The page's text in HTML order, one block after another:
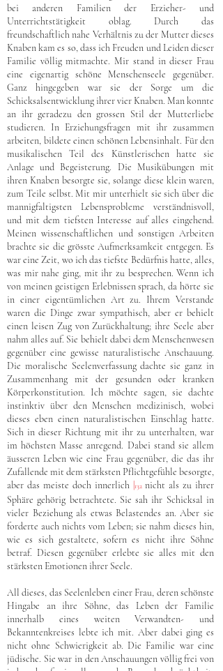
bei anderen Familien der Erzieher- und
Unterrichtstätigkeit oblag. Durch das
freundschaftlich nahe Verhältnis zu der Mutter dieses
Knaben kam es so, dass ich Freuden und Leiden dieser
Familie völlig mitmachte. Mir stand in dieser Frau
eine eigenartig schöne Menschenseele gegenüber.
Ganz hingegeben war sie der Sorge um die
Schicksalsentwicklung ihrer vier Knaben. Man konnte
an ihr geradezu den grossen Stil der Mutterliebe
studieren. In Erziehungsfragen mit ihr zusammen
arbeiten, bildete einen schönen Lebensinhalt. Für den
musikalischen Teil des Künstlerischen hatte sie
Anlage und Begeisterung. Die Musikübungen mit
ihren Knaben besorgte sie, solange diese klein waren,
zum Teile selbst. Mit mir unterhielt sie sich über die
mannigfaltigsten Lebensprobleme verständnisvoll,
und mit dem tiefsten Interesse auf alles eingehend.
Meinen wissenschaftlichen und sonstigen Arbeiten
brachte sie die grösste Aufmerksamkeit entgegen. Es
war eine Zeit, wo ich das tiefste Bedürfnis hatte, alles,
was mir nahe ging, mit ihr zu besprechen. Wenn ich
von meinen geistigen Erlebnissen sprach, da hörte sie
in einer eigentümlichen Art zu. Ihrem Verstande
waren die Dinge zwar sympathisch, aber er behielt
einen leisen Zug von Zurückhaltung; ihre Seele aber
nahm alles auf. Sie behielt dabei dem Menschenwesen
gegenüber eine gewisse naturalistische Anschauung.
Die moralische Seelenverfassung dachte sie ganz in
Zusammenhang mit der gesunden oder kranken
Körperkonstitution. Ich möchte sagen, sie dachte
instinktiv über den Menschen medizinisch, wobei
dieses eben einen naturalistischen Einschlag hatte.
Sich in dieser Richtung mit ihr zu unterhalten, war
im höchsten Masse anregend. Dabei stand sie allem
äusseren Leben wie eine Frau gegenüber, die das ihr
Zufallende mit dem stärksten Pflichtgefühle besorgte,
aber das meiste doch innerlich
132 nicht als zu ihrer
Sphäre gehörig betrachtete. Sie sah ihr Schicksal in
vieler Beziehung als etwas Belastendes an. Aber sie
forderte auch nichts vom Leben; sie nahm dieses hin,
wie es sich gestaltete, sofern es nicht ihre Söhne
betraf. Diesen gegenüber erlebte sie alles mit den
stärksten Emotionen ihrer Seele.
All dieses, das Seelenleben einer Frau, deren schönste
Hingabe an ihre Söhne, das Leben der Familie
innerhalb eines weiten Verwandten- und
Bekanntenkreises lebte ich mit. Aber dabei ging es
nicht ohne Schwierigkeit ab. Die Familie war eine
jüdische. Sie war in den Anschauungen völlig frei von